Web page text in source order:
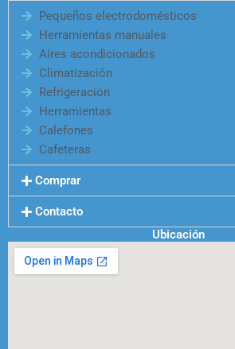
Pequeños electrodomésticos
Herramientas manuales
Aires acondicionados
Climatización
Refrigeración
Herramientas
Calefones
Cafeteras
Comprar
Contacto
Ubicación